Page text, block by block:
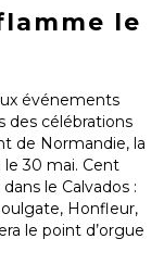
le
événements
des célébrations
de Normandie, la
le 30 mai. Cent
le Calvados :
Honfleur,
le point d’orgue